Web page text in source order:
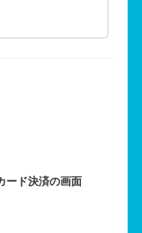
ード決済の画面